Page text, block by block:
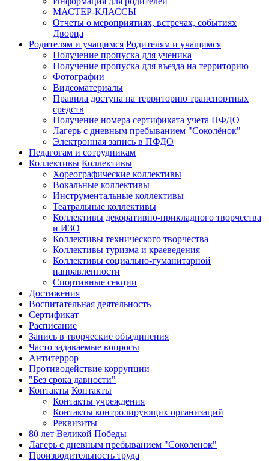
МАСТЕР-КЛАССЫ
Отчеты о мероприятиях, встречах, событиях
Дворца
Родителям и учащимся Родителям и учащимся
Получение пропуска для ученика
Получение пропуска для въезда на территорию
Фотографии
Видеоматериалы
Правила доступа на территорию транспортных
средств
Получение номера сертификата учета ПФДО
Лагерь с дневным пребыванием "Соколёнок"
Электронная запись в ПФДО
Педагогам и сотрудникам
Коллективы Коллективы
Хореографические коллективы
Вокальные коллективы
Инструментальные коллективы
Театральные коллективы
Коллективы декоративно-прикладного творчества
и ИЗО
Коллективы технического творчества
Коллективы туризма и краеведения
Коллективы социально-гуманитарной
направленности
Спортивные секции
Достижения
Воспитательная деятельность
Cертификат
Расписание
Запись в творческие объединения
Часто задаваемые вопросы
Антитеррор
Противодействие коррупции
"Без срока давности"
Контакты Контакты
Контакты учреждения
Контакты контролирующих организаций
Реквизиты
80 лет Великой Победы
Лагерь с дневным пребыванием "Соколенок"
Производительность труда